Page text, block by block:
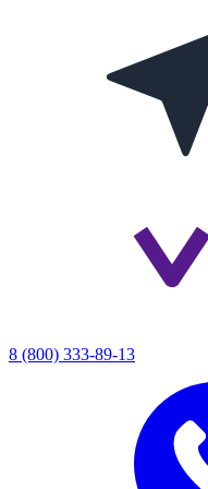
8 (800) 333-89-13